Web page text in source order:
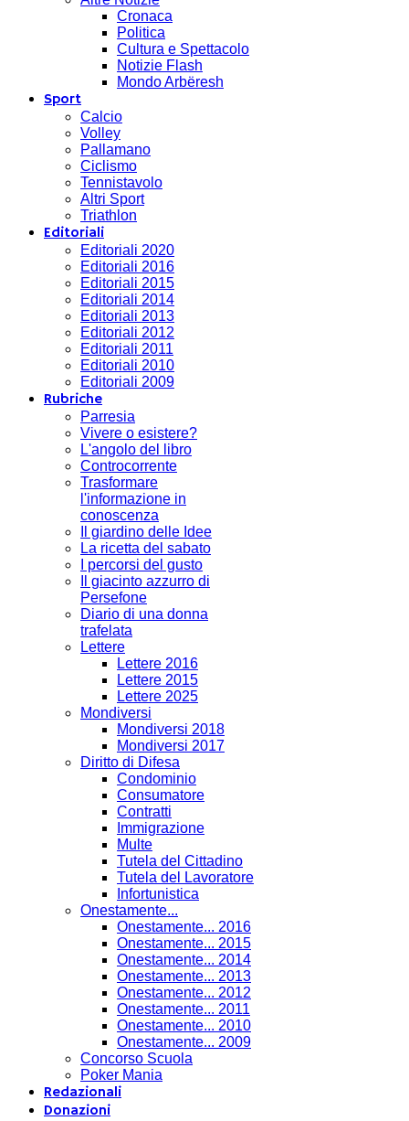
Cronaca
Politica
Cultura e Spettacolo
Notizie Flash
Mondo Arbëresh
Sport
Calcio
Volley
Pallamano
Ciclismo
Tennistavolo
Altri Sport
Triathlon
Editoriali
Editoriali 2020
Editoriali 2016
Editoriali 2015
Editoriali 2014
Editoriali 2013
Editoriali 2012
Editoriali 2011
Editoriali 2010
Editoriali 2009
Rubriche
Parresia
Vivere o esistere?
L'angolo del libro
Controcorrente
Trasformare
l'informazione in
conoscenza
Il giardino delle Idee
La ricetta del sabato
I percorsi del gusto
Il giacinto azzurro di
Persefone
Diario di una donna
trafelata
Lettere
Lettere 2016
Lettere 2015
Lettere 2025
Mondiversi
Mondiversi 2018
Mondiversi 2017
Diritto di Difesa
Condominio
Consumatore
Contratti
Immigrazione
Multe
Tutela del Cittadino
Tutela del Lavoratore
Infortunistica
Onestamente...
Onestamente... 2016
Onestamente... 2015
Onestamente... 2014
Onestamente... 2013
Onestamente... 2012
Onestamente... 2011
Onestamente... 2010
Onestamente... 2009
Concorso Scuola
Poker Mania
Redazionali
Donazioni